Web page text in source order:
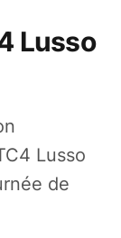
Lusso
Lusso
de